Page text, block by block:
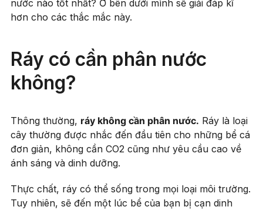
nước nào tốt nhất? Ở bên dưới mình sẽ giải đáp kĩ
hơn cho các thắc mắc này.
Ráy có cần phân nước
không?
Thông thường, ráy không cần phân nước. Ráy là loại
cây thường được nhắc đến đầu tiên cho những bể cá
đơn giản, không cần CO2 cũng như yêu cầu cao về
ánh sáng và dinh dưỡng.
Thực chất, ráy có thể sống trong mọi loại môi trường.
Tuy nhiên, sẽ đến một lúc bể của bạn bị cạn dinh